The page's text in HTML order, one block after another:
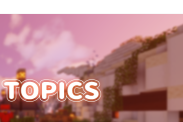
た
MOB
対
禁
止
い
て